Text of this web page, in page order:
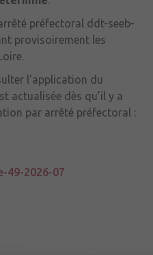
préfectoral ddt-seeb-
provisoirement les
l’application du
actualisée dès qu’il y a
par arrêté préfectoral :
49-2026-07